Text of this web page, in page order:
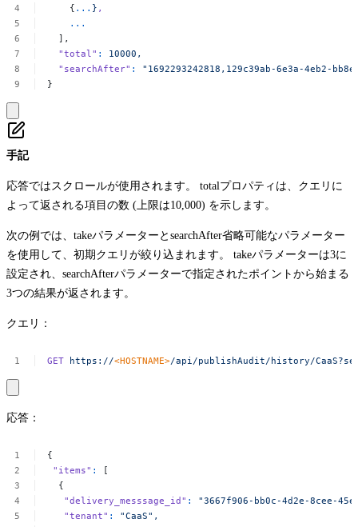
{ ... } ,
...
],
"total" :
10000,
"searchAfter" :
"1692293242818,129c39ab-6e3a-4eb2-
}
手記
応答ではスクロールが使用されます。 total プロパティは、クエリに
よって返される項目の数 (上限は10,000) を示します。
次の例では、 takeパラメーターと searchAfter省略可能なパラメーター
を使用して、初期クエリが絞り込まれます。 takeパラメーターは3に
設定され、 searchAfterパラメーターで指定されたポイントから始まる
3つの結果が返されます。
クエリ：
GET https://<HOSTNAME>/api/publishAudit/history/
応答：
{
"items" :
[
{
"delivery_messsage_id" :
"3667f906-bb0c-4d2e-8cee-
"tenant" :
"CaaS",